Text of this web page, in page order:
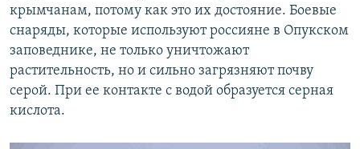
крымчанам, потому как это их достояние. Боевые
снаряды, которые используют россияне в Опукском
заповеднике, не только уничтожают
растительность, но и сильно загрязняют почву
серой. При ее контакте с водой образуется серная
кислота.